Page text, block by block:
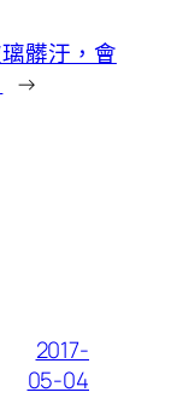
髒汙，會
→
2017-
05-04